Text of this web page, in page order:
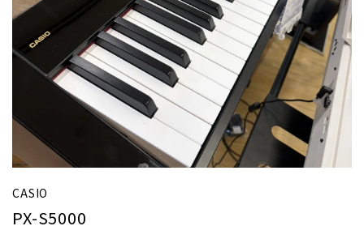
CASIO
PX-S5000